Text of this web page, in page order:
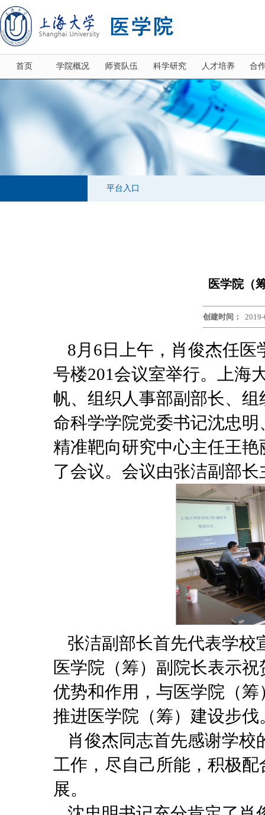
首页 学院概况 师资队伍 科学研究 人才培养 合
平台入口
医学院（
创建时间：
8月6日上午，肖俊杰任
号楼201会议室举行。上海
帆、组织人事部副部长、
命科学学院党委书记沈忠
精准靶向研究中心主任王
了会议。会议由张洁副部长
张洁副部长首先代表学校
医学院（筹）副院长表示
优势和作用，与医学院（
推进医学院（筹）建设步伐
肖俊杰同志首先感谢学
工作，尽自己所能，积极
展。